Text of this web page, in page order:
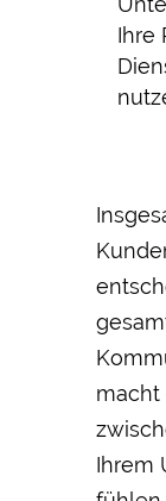
Ihre
macht
Ihrem